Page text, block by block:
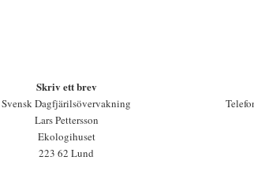
Skriv ett brev
Svensk Dagfjärilsövervakning
Lars Pettersson
Ekologihuset
223 62 Lund